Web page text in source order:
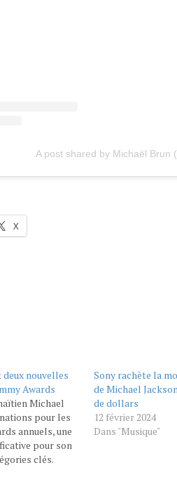
A post shared by Michaël Brun
X
nouvelles
Awards
Michael
pour les
annuels, une
pour son
clés.
scène musicale
Sony rachète la
de Michael
de dollars
12 février 2024
Dans "Musique"